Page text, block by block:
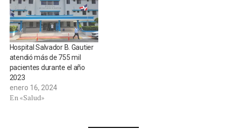
Hospital Salvador B. Gautier
atendió más de 755 mil
pacientes durante el año
2023
enero 16, 2024
En «Salud»